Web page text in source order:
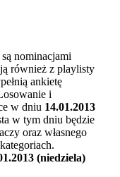
nominacjami
również z playlisty
ankietę
i
w dniu 14.01.2013
w tym dniu będzie
oraz własnego
(niedziela)